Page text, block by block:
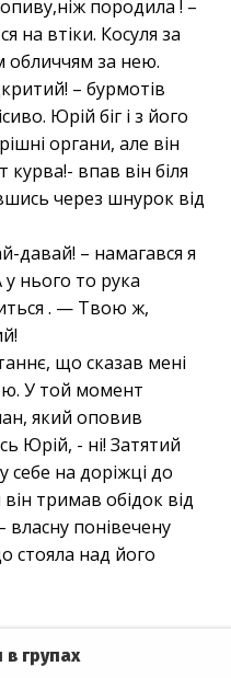
породила ! –
на втіки. Косуля за
обличчям за нею.
– бурмотів
Юрій біг і з його
органи, але він
впав він біля
через шнурок від
давай! – намагався я
нього то рука
. — Твою ж,
що сказав мені
У той момент
який оповив
Юрій, - ні! Затятий
на доріжці до
тримав обідок від
власну понівечену
стояла над його
в групах